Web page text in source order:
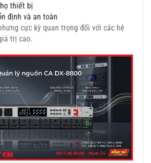
thiết bị
định và an toàn
cực kỳ quan trọng đối với các hệ
trị cao.